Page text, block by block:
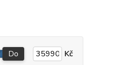
Do Kč